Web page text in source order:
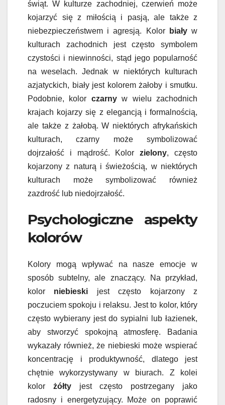
świąt. W kulturze zachodniej, czerwień może
kojarzyć się z miłością i pasją, ale także z
niebezpieczeństwem i agresją. Kolor
białyw
kulturach zachodnich jest często symbolem
czystości i niewinności, stąd jego popularność
na weselach. Jednak w niektórych kulturach
azjatyckich, biały jest kolorem żałoby i smutku.
Podobnie, kolor czarnyw wielu zachodnich
krajach kojarzy się z elegancją i formalnością,
ale także z żałobą. W niektórych afrykańskich
kulturach, czarny może symbolizować
dojrzałość i mądrość. Kolorzielony, często
kojarzony z naturą i świeżością, w niektórych
kulturach może symbolizować również
zazdrość lub niedojrzałość.
Psychologiczne aspekty
kolorów
Kolory mogą wpływać na nasze emocje w
sposób subtelny, ale znaczący. Na przykład,
kolor niebieski jest często kojarzony z
poczuciem spokoju i relaksu. Jest to kolor, który
często wybierany jest do sypialni lub łazienek,
aby stworzyć spokojną atmosferę. Badania
wykazały również, że niebieski może wspierać
koncentrację i produktywność, dlatego jest
chętnie wykorzystywany w biurach. Z kolei
kolor żółtyjest często postrzegany jako
radosny i energetyzujący. Może on poprawić